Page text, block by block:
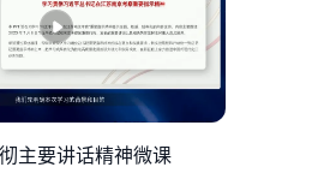
，每天睡前完成“数字
与担当。
化人生； 做有担当的
主要讲话精神微课